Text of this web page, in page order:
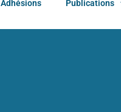
Adhésions Publications